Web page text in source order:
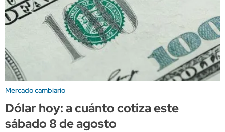
Mercado cambiario
Dólar hoy: a cuánto cotiza este
sábado 8 de agosto